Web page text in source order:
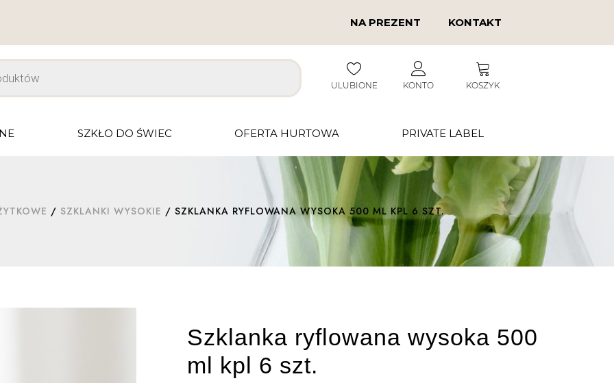
NA PREZENT KONTAKT
ULUBIONE KONTO KOSZYK
SZKŁO DO ŚWIEC OFERTA HURTOWA PRIVATE LABEL
/ SZKLANKI WYSOKIE / SZKLANKA RYFLOWANA WYSOKA 500 ML KPL 6 SZT.
Szklanka ryflowana wysoka 500
ml kpl 6 szt.